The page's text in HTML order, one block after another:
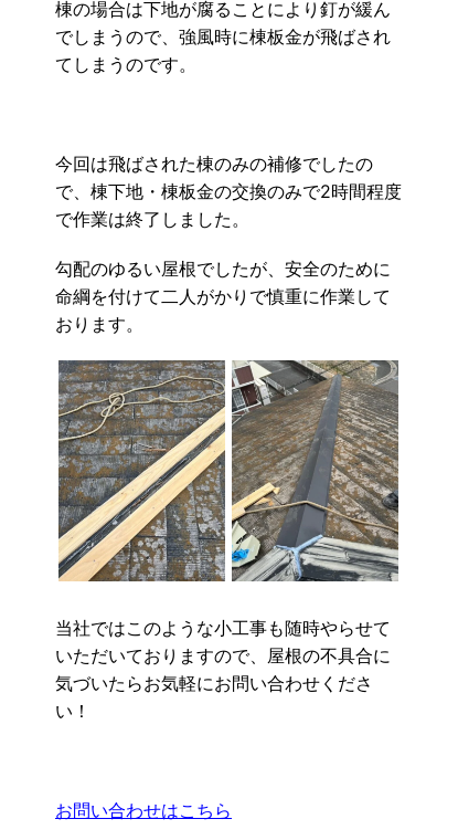
棟の場合は下地が腐ることにより釘が緩ん
でしまうので、強風時に棟板金が飛ばされ
てしまうのです。
今回は飛ばされた棟のみの補修でしたの
で、棟下地・棟板金の交換のみで2時間程度
で作業は終了しました。
勾配のゆるい屋根でしたが、安全のために
命綱を付けて二人がかりで慎重に作業して
おります。
当社ではこのような小工事も随時やらせて
いただいておりますので、屋根の不具合に
気づいたらお気軽にお問い合わせくださ
い！
お問い合わせはこちら